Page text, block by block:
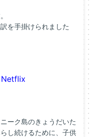
を手掛けられました
Netflix
ーク島のきょうだいた
し続けるために、子供